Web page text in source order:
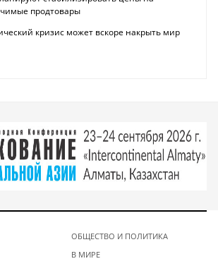
продтовары
кризис может вскоре накрыть мир
ОБЩЕСТВО И ПОЛИТИКА
В МИРЕ